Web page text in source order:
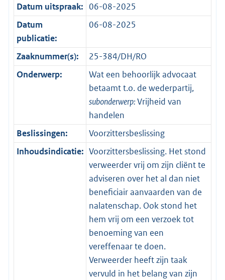
Datum uitspraak: 06-08-2025
Datum
publicatie:
06-08-2025
Zaaknummer(s):
25-384/DH/RO
Onderwerp:
Wat een behoorlijk advocaat
betaamt t.o. de wederpartij,
subonderwerp:Vrijheid van
handelen
Beslissingen:
Voorzittersbeslissing
Inhoudsindicatie: Voorzittersbeslissing. Het stond
verweerder vrij om zijn cliënt te
adviseren over het al dan niet
beneficiair aanvaarden van de
nalatenschap. Ook stond het
hem vrij om een verzoek tot
benoeming van een
vereffenaar te doen.
Verweerder heeft zijn taak
vervuld in het belang van zijn